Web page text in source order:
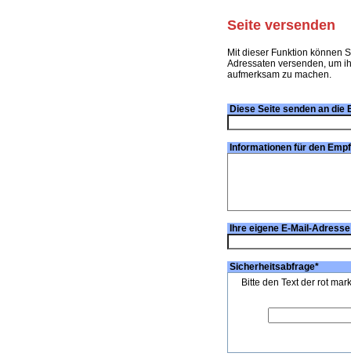
Seite versenden
Mit dieser Funktion können
Adressaten versenden, um
aufmerksam zu machen.
Diese Seite senden an die
Informationen für den
Ihre eigene E-Mail-
Sicherheitsabfrage*
Bitte den Text der rot